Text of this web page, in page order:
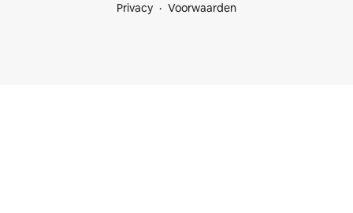
Privacy
Voorwaarden